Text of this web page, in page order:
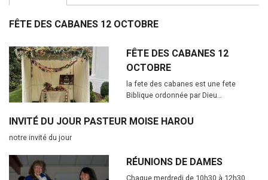
FÊTE DES CABANES 12 OCTOBRE
FÊTE DES CABANES 12
OCTOBRE
la fete des cabanes est une fete
Biblique ordonnée par Dieu…
INVITÉ DU JOUR PASTEUR MOISE HAROU
notre invité du jour
RÉUNIONS DE DAMES
Chaque merdredi de 10h30 à 12h30